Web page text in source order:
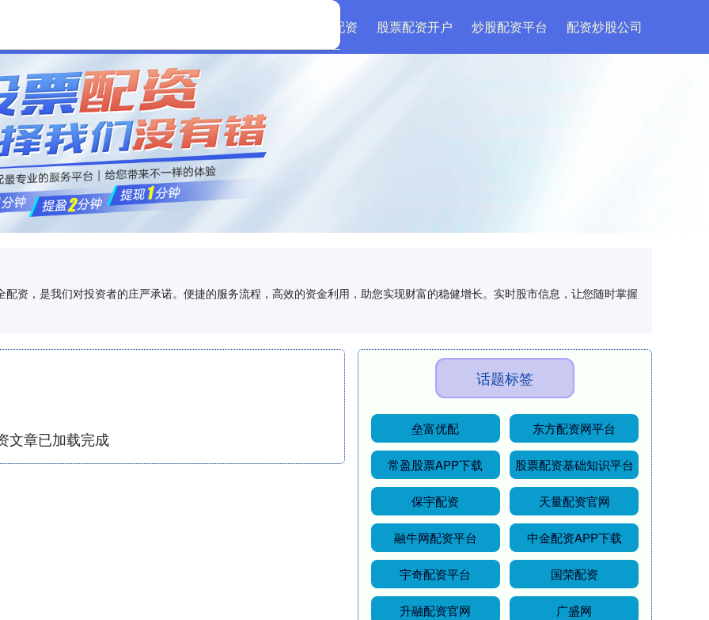
创通网配资 股票配资开户 炒股配资平台 配资炒股公司
资，是我们对投资者的庄严承诺。便捷的服务流程，高效的资金利用，助您实现财富的稳健增长。实时股市信息，让您随时掌握
文章已加载完成
话题标签
垒富优配 东方配资网平台
常盈股票APP下载 股票配资基础知识平台
保宇配资 天量配资官网
融牛网配资平台 中金配资APP下载
宇奇配资平台 国荣配资
升融配资官网 广盛网